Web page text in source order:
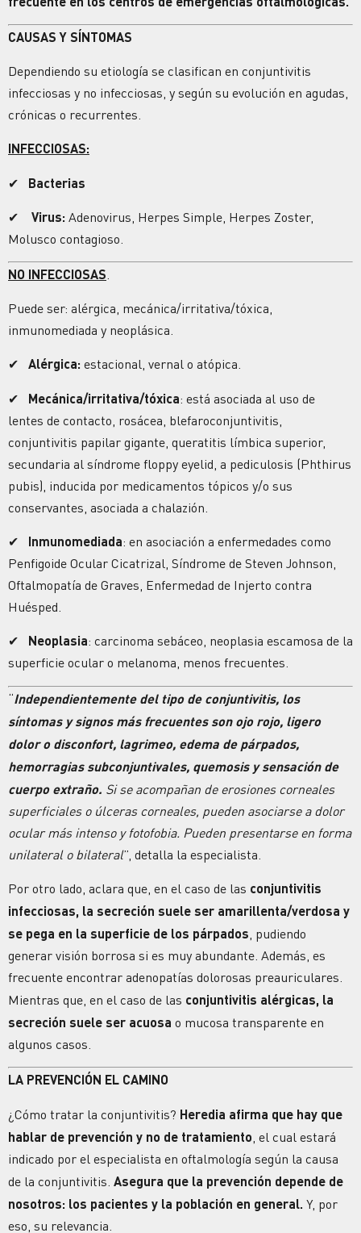
CAUSAS Y SÍNTOMAS
Dependiendo su etiología se clasifican en conjuntivitis
infecciosas y no infecciosas, y según su evolución en agudas,
crónicas o recurrentes.
INFECCIOSAS:
✔ Bacterias
✔ Virus: Adenovirus, Herpes Simple, Herpes Zoster,
Molusco contagioso.
NO INFECCIOSAS.
Puede ser: alérgica, mecánica/irritativa/tóxica,
inmunomediada y neoplásica.
✔ Alérgica: estacional, vernal o atópica.
✔ Mecánica/irritativa/tóxica: está asociada al uso de
lentes de contacto, rosácea, blefaroconjuntivitis,
conjuntivitis papilar gigante, queratitis límbica superior,
secundaria al síndrome floppy eyelid, a pediculosis (Phthirus
pubis), inducida por medicamentos tópicos y/o sus
conservantes, asociada a chalazión.
✔ Inmunomediada: en asociación a enfermedades como
Penfigoide Ocular Cicatrizal, Síndrome de Steven Johnson,
Oftalmopatía de Graves, Enfermedad de Injerto contra
Huésped.
✔ Neoplasia: carcinoma sebáceo, neoplasia escamosa de la
superficie ocular o melanoma, menos frecuentes.
“Independientemente del tipo de conjuntivitis, los
síntomas y signos más frecuentes son ojo rojo, ligero
dolor o disconfort, lagrimeo, edema de párpados,
hemorragias subconjuntivales, quemosis y sensación de
cuerpo extraño. Si se acompañan de erosiones corneales
superficiales o úlceras corneales, pueden asociarse a dolor
ocular más intenso y fotofobia. Pueden presentarse en forma
unilateral o bilateral”, detalla la especialista.
Por otro lado, aclara que, en el caso de las conjuntivitis
infecciosas, la secreción suele ser amarillenta/verdosa y
se pega en la superficie de los párpados, pudiendo
generar visión borrosa si es muy abundante. Además, es
frecuente encontrar adenopatías dolorosas preauriculares.
Mientras que, en el caso de las conjuntivitis alérgicas, la
secreción suele ser acuosa o mucosa transparente en
algunos casos.
LA PREVENCIÓN EL CAMINO
¿Cómo tratar la conjuntivitis? Heredia afirma que hay que
hablar de prevención y no de tratamiento , el cual estará
indicado por el especialista en oftalmología según la causa
de la conjuntivitis. Asegura que la prevención depende de
nosotros: los pacientes y la población en general. Y, por
eso, su relevancia.